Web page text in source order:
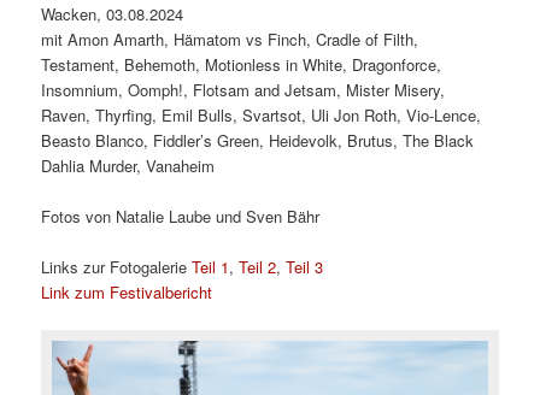
Wacken, 03.08.2024
mit Amon Amarth, Hämatom vs Finch, Cradle of Filth,
Testament, Behemoth, Motionless in White, Dragonforce,
Insomnium, Oomph!, Flotsam and Jetsam, Mister Misery,
Raven, Thyrfing, Emil Bulls, Svartsot, Uli Jon Roth, Vio-Lence,
Beasto Blanco, Fiddler’s Green, Heidevolk, Brutus, The Black
Dahlia Murder, Vanaheim
Fotos von Natalie Laube und Sven Bähr
Links zur FotogalerieTeil 1,Teil 2,Teil 3
Link zum Festivalbericht